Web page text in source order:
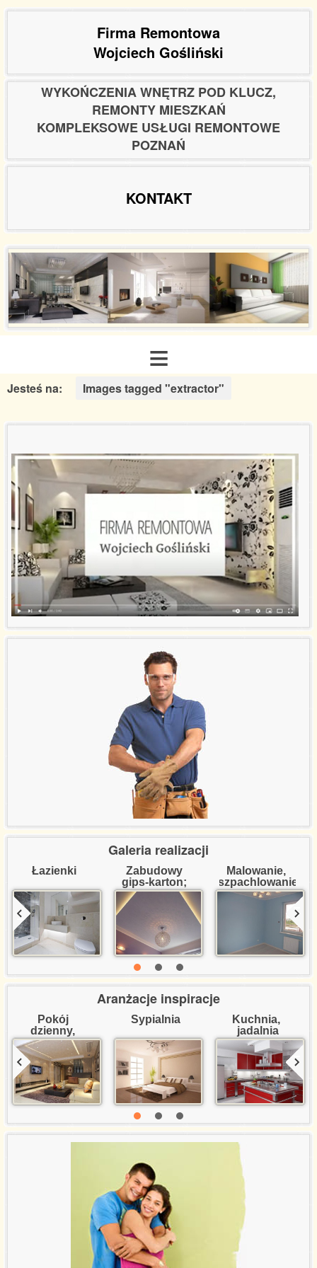
Firma Remontowa
Wojciech Gośliński
WYKOŃCZENIA WNĘTRZ POD KLUCZ,
REMONTY MIESZKAŃ
KOMPLEKSOWE USŁUGI REMONTOWE
POZNAŃ
KONTAKT
Strona główna
Zakres usług
Galeria realizacji
Aranżacje inspiracje
Poradnik remontowy
Referencje certyfikaty
Wycena usług
Kontakt
≡
Jesteś na: Images tagged "extractor"
Galeria realizacji
Łazienki
Zabudowy
gips-karton;
dekoracje
Malowanie,
szpachlowanie
Aranżacje inspiracje
Pokój
dzienny,
salon
Sypialnia
Kuchnia,
jadalnia